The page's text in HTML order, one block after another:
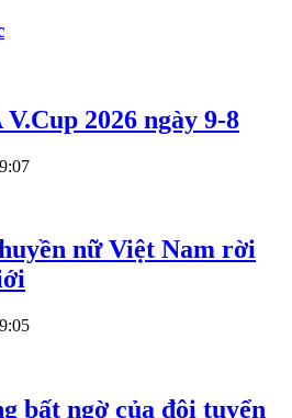
2026 ngày 9-8
nữ Việt Nam rời
bất ngờ của đội tuyển